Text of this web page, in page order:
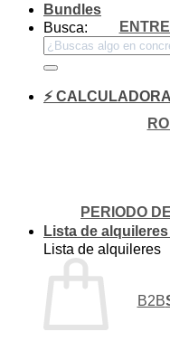
Bundles
Busca:
⚡
Lista de alquileres
Lista de alquileres
PERIODO
B2B